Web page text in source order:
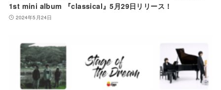
1st mini album 『classical』5月29日リリース！
2024年5月24日